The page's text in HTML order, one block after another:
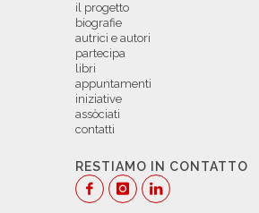
il progetto
biografie
autrici e autori
partecipa
libri
appuntamenti
iniziative
assòciati
contatti
RESTIAMO IN CONTATTO